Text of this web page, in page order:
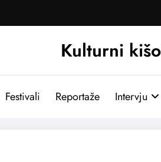
Kulturni
Festivali Reportaže Intervju